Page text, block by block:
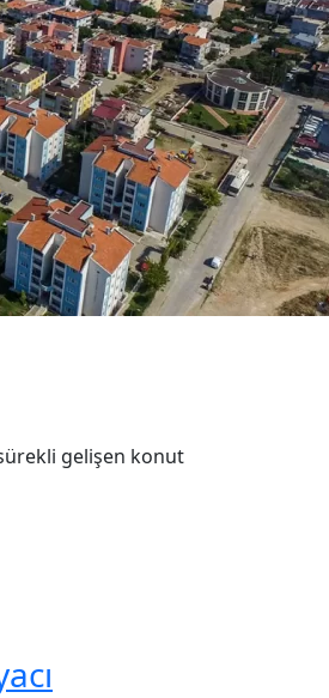
gelişen konut